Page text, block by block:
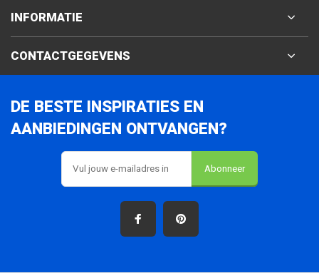
INFORMATIE
CONTACTGEGEVENS
DE BESTE INSPIRATIES EN
AANBIEDINGEN ONTVANGEN?
Abonneer